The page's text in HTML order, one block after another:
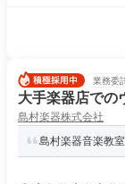
業務委
大手楽器店での
島村楽器株式会社
島村楽器音楽教